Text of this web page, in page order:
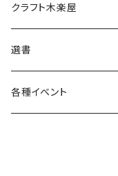
食料品
その他
書籍
ウェア
クラフト木楽屋
選書
各種イベント